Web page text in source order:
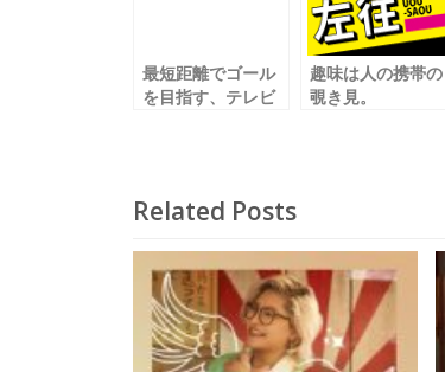
最短距離でゴール
を目指す、テレビ
趣味は人の携帯の
覗き見。
Related Posts